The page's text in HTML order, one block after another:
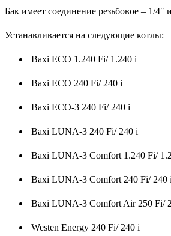
Бак имеет соединение резьбовое – 1/4″
Устанавливается на следующие котлы:
Baxi ECO 1.240 Fi/ 1.240 i
Baxi ECO 240 Fi/ 240 i
Baxi ECO-3 240 Fi/ 240 i
Baxi LUNA-3 240 Fi/ 240 i
Baxi LUNA-3 Comfort 1.240 Fi/
Baxi LUNA-3 Comfort 240 Fi/ 240 i
Baxi LUNA-3 Comfort Air 250 Fi/
Westen Energy 240 Fi/ 240 i